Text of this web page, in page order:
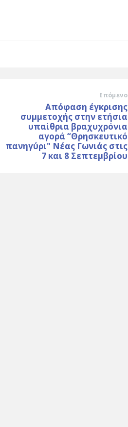
Επόμενο
Απόφαση έγκρισης
συμμετοχής στην ετήσια
υπαίθρια βραχυχρόνια
αγορά “Θρησκευτικό
πανηγύρι" Νέας Γωνιάς στις
7 και 8 Σεπτεμβρίου